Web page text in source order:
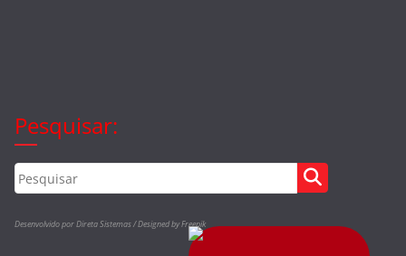
Pesquisar:
Desenvolvido por Direta Sistemas /Designed by Freepik